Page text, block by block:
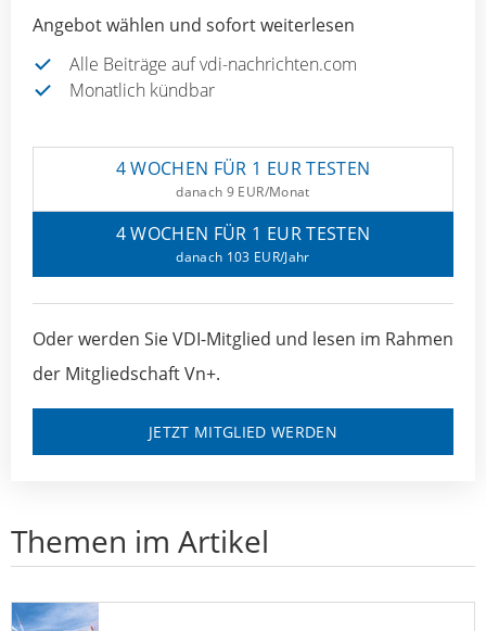
Angebot wählen und sofort weiterlesen
Alle Beiträge auf vdi-nachrichten.com
Monatlich kündbar
4 WOCHEN FÜR 1 EUR TESTEN
danach 9 EUR/Monat
4 WOCHEN FÜR 1 EUR TESTEN
danach 103 EUR/Jahr
Oder werden Sie VDI-Mitglied und lesen im Rahmen
der Mitgliedschaft Vn+.
JETZT MITGLIED WERDEN
Themen im Artikel